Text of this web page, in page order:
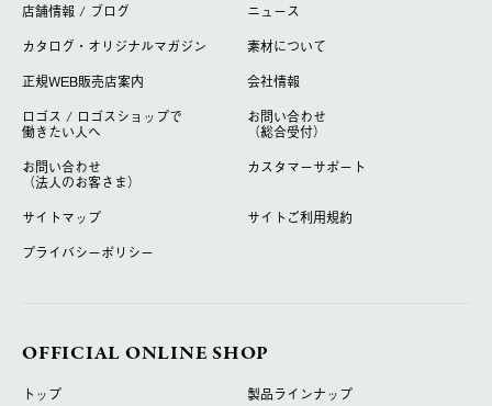
店舗情報 / ブログ
ニュース
カタログ・オリジナルマガジン
素材について
正規WEB販売店案内
会社情報
ロゴス / ロゴスショップで
働きたい人へ
お問い合わせ
（総合受付）
お問い合わせ
（法人のお客さま）
カスタマーサポート
サイトマップ
サイトご利用規約
プライバシーポリシー
OFFICIAL ONLINE SHOP
トップ
製品ラインナップ